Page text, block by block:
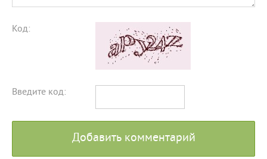
Код:
Введите код:
Добавить комментарий